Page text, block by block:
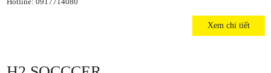
Xem chi tiết